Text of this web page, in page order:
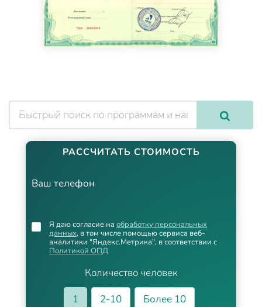
РАССЧИТАТЬ СТОИМОСТЬ
Ваш телефон
Количество человек
1
2-10
Более 10
Я даю согласие на обработку персональных
данных, в том числе помощью сервиса веб-
аналитики "Яндекс.Метрика", в соответствии с
Политикой ОПД